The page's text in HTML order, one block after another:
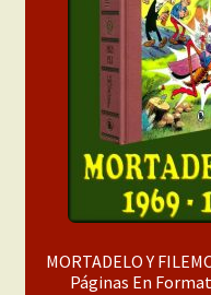
MORTADELO Y
Páginas En